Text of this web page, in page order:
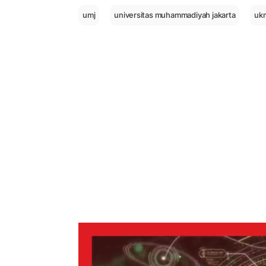
umj universitas muhammadiyah jakarta